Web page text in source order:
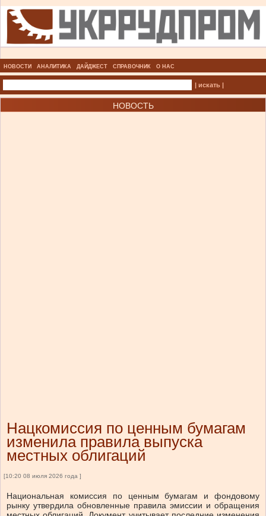
НОВОСТИ АНАЛИТИКА ДАЙДЖЕСТ СПРАВОЧНИК О НАС
| искать |
НОВОСТЬ
Нацкомиссия по ценным бумагам
изменила правила выпуска
местных облигаций
[10:20 08 июля 2026 года ]
Национальная комиссия по ценным бумагам и фондовому
рынку утвердила обновленные правила эмиссии и обращения